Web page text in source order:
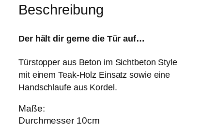
Beschreibung
Der hält dir gerne die Tür auf…
Türstopper aus Beton im Sichtbeton Style
mit einem Teak-Holz Einsatz sowie eine
Handschlaufe aus Kordel.
Maße:
Durchmesser 10cm